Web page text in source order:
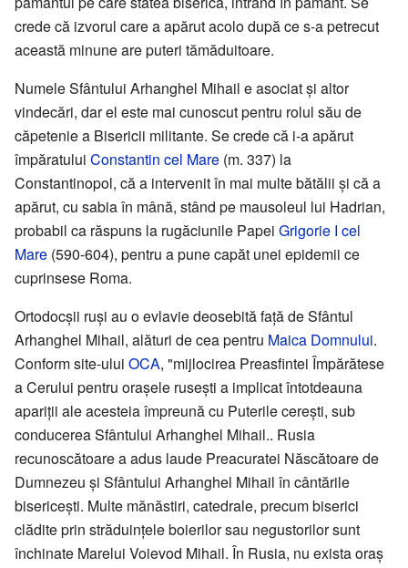
crede că izvorul care a apărut acolo după ce s-a petrecut
această minune are puteri tămăduitoare.
Numele Sfântului Arhanghel Mihail e asociat și altor
vindecări, dar el este mai cunoscut pentru rolul său de
căpetenie a Bisericii militante. Se crede că i-a apărut
împăratului Constantin cel Mare (m. 337) la
Constantinopol, că a intervenit în mai multe bătălii și că a
apărut, cu sabia în mână, stând pe mausoleul lui Hadrian,
probabil ca răspuns la rugăciunile Papei Grigorie I cel
Mare (590-604), pentru a pune capăt unei epidemii ce
cuprinsese Roma.
Ortodocșii ruși au o evlavie deosebită față de Sfântul
Arhanghel Mihail, alături de cea pentru Maica Domnului.
Conform site-ului OCA, "mijlocirea Preasfintei Împărătese
a Cerului pentru orașele rusești a implicat întotdeauna
apariții ale acesteia împreună cu Puterile cerești, sub
conducerea Sfântului Arhanghel Mihail.. Rusia
recunoscătoare a adus laude Preacuratei Născătoare de
Dumnezeu și Sfântului Arhanghel Mihail în cântările
bisericești. Multe mănăstiri, catedrale, precum biserici
clădite prin străduințele boierilor sau negustorilor sunt
închinate Marelui Voievod Mihail. În Rusia, nu exista oraș